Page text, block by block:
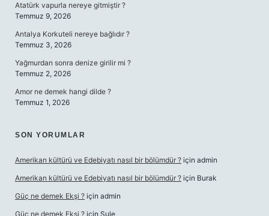
Atatürk vapurla nereye gitmiştir ?
Temmuz 9, 2026
Antalya Korkuteli nereye bağlıdır ?
Temmuz 3, 2026
Yağmurdan sonra denize girilir mi ?
Temmuz 2, 2026
Amor ne demek hangi dilde ?
Temmuz 1, 2026
SON YORUMLAR
Amerikan kültürü ve Edebiyatı nasıl bir bölümdür ? için admin
Amerikan kültürü ve Edebiyatı nasıl bir bölümdür ? için Burak
Güç ne demek Ekşi ? için admin
Güç ne demek Ekşi ? için Şule